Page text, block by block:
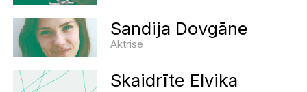
Sandija Dovgāne
Aktrise
Skaidrīte Elvika